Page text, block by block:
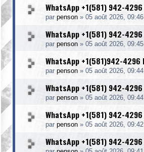
WhatsApp +1(581) 942-4296
par penson » 05 août 2026, 09:46
WhatsApp +1(581) 942-
par penson » 05 août 2026, 09:45
WhatsApp +1(581)942-4296
par penson » 05 août 2026, 09:44
WhatsApp +1(581) 942-
par penson » 05 août 2026, 09:44
WhatsApp +1(581) 942-
par penson » 05 août 2026, 09:42
WhatsApp +1(581) 942-